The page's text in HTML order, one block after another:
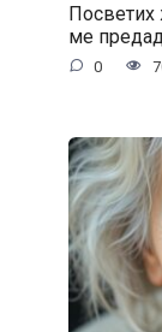
Посветих
ме
0